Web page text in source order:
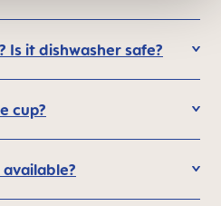
Is it dishwasher safe?
cup?